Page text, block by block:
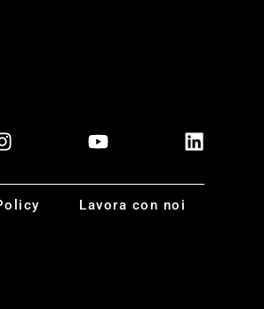
Lavora con noi